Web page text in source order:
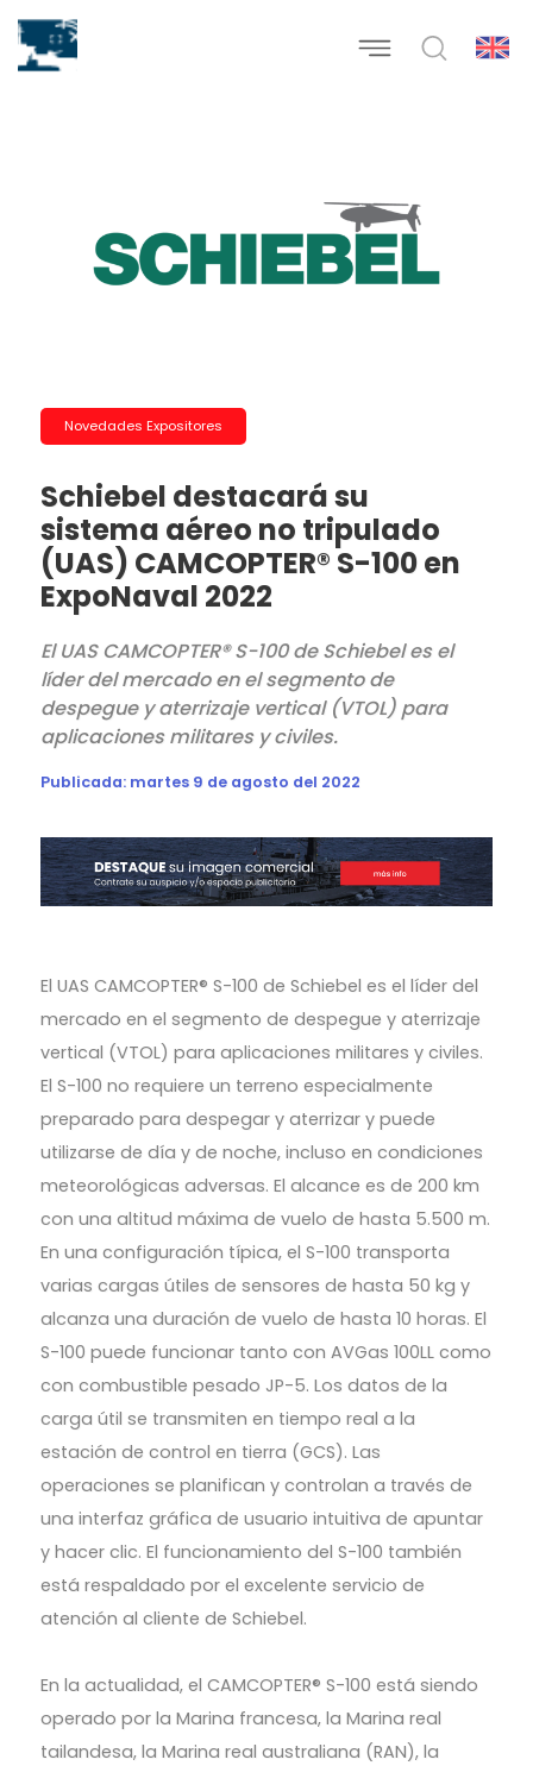
Novedades Expositores
Schiebel destacará su
sistema aéreo no tripulado
(UAS) CAMCOPTER® S-100 en
ExpoNaval 2022
El UAS CAMCOPTER® S-100 de Schiebel es el
líder del mercado en el segmento de
despegue y aterrizaje vertical (VTOL) para
aplicaciones militares y civiles.
Publicada: martes 9 de agosto del 2022
El UAS CAMCOPTER® S-100 de Schiebel es el líder del
mercado en el segmento de despegue y aterrizaje
vertical (VTOL) para aplicaciones militares y civiles.
El S-100 no requiere un terreno especialmente
preparado para despegar y aterrizar y puede
utilizarse de día y de noche, incluso en condiciones
meteorológicas adversas. El alcance es de 200 km
con una altitud máxima de vuelo de hasta 5.500 m.
En una configuración típica, el S-100 transporta
varias cargas útiles de sensores de hasta 50 kg y
alcanza una duración de vuelo de hasta 10 horas. El
S-100 puede funcionar tanto con AVGas 100LL como
con combustible pesado JP-5. Los datos de la
carga útil se transmiten en tiempo real a la
estación de control en tierra (GCS). Las
operaciones se planifican y controlan a través de
una interfaz gráfica de usuario intuitiva de apuntar
y hacer clic. El funcionamiento del S-100 también
está respaldado por el excelente servicio de
atención al cliente de Schiebel.
En la actualidad, el CAMCOPTER® S-100 está siendo
operado por la Marina francesa, la Marina real
tailandesa, la Marina real australiana (RAN), la